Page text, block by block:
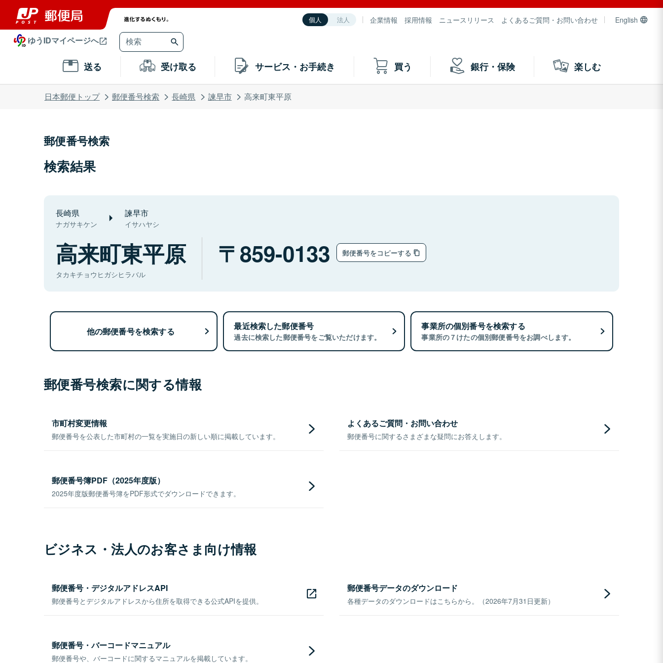
個人 法人 企業情報 採用情報 ニュースリリース よくあるご質問・お問い合わせ English
ゆうIDマイページへ
送る 受け取る サービス・お手続き 買う 銀行・保険 楽しむ
日本郵便トップ 郵便番号検索 長崎県 諫早市 高来町東平原
郵便番号検索
検索結果
長崎県
ナガサキケン
諫早市
イサハヤシ
高来町東平原
タカキチョウヒガシヒラバル
859-0133 郵便番号をコピーする
他の郵便番号を検索する 最近検索した郵便番号
過去に検索した郵便番号をご覧いただけます。
事業所の個別番号を検索する
事業所の７けたの個別郵便番号をお調べします。
郵便番号検索に関する情報
市町村変更情報
郵便番号を公表した市町村の一覧を実施日の新しい順に掲載しています。
よくあるご質問・お問い合わせ
郵便番号に関するさまざまな疑問にお答えします。
郵便番号簿PDF（2025年度版）
2025年度版郵便番号簿をPDF形式でダウンロードできます。
ビジネス・法人のお客さま向け情報
郵便番号・デジタルアドレスAPI
郵便番号とデジタルアドレスから住所を取得できる公式APIを提供。
郵便番号データのダウンロード
各種データのダウンロードはこちらから。（2026年7月31日更新）
郵便番号・バーコードマニュアル
郵便番号や、バーコードに関するマニュアルを掲載しています。